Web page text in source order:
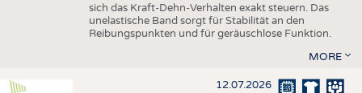
sich das Kraft-Dehn-Verhalten exakt steuern. Das
unelastische Band sorgt für Stabilität an den
Reibungspunkten und für geräuschlose Funktion.
MORE
12.07.2026